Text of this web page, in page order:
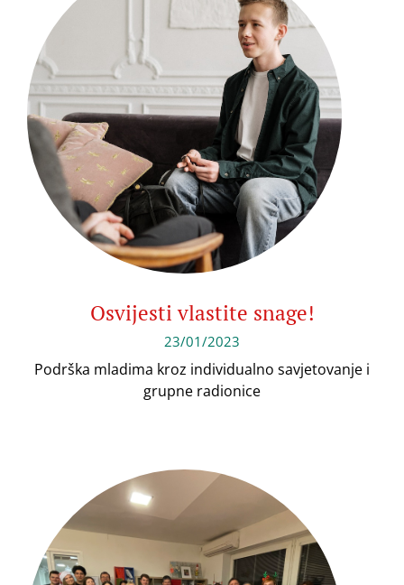
Osvijesti vlastite snage!
23/01/2023
Podrška mladima kroz individualno savjetovanje i
grupne radionice